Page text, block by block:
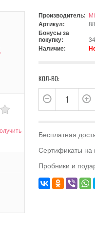
Производитель:
Артикул:
Бонусы за
покупку:
Наличие:
КОЛ-ВО:
Бесплатная
Сертификаты на
Пробники и